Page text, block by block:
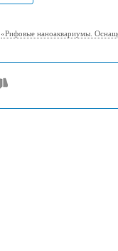
«Рифовые наноаквариумы.